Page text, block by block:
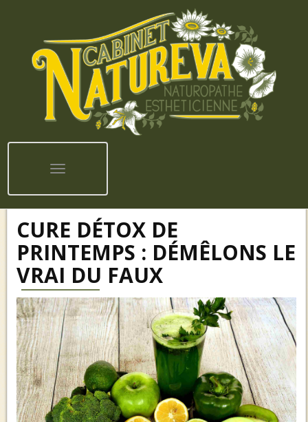
Toggle navigation
CURE DÉTOX DE
PRINTEMPS : DÉMÊLONS LE
VRAI DU FAUX